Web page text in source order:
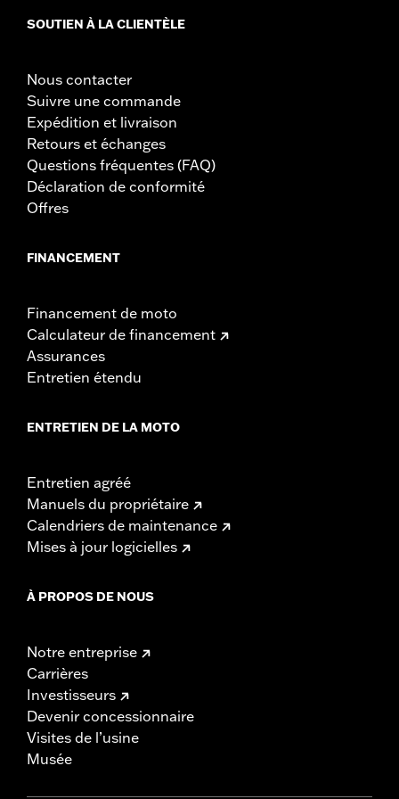
SOUTIEN À LA CLIENTÈLE
Nous contacter
Suivre une commande
Expédition et livraison
Retours et échanges
Questions fréquentes (FAQ)
Déclaration de conformité
Offres
FINANCEMENT
Financement de moto
Calculateur de financement
Assurances
Entretien étendu
ENTRETIEN DE LA MOTO
Entretien agréé
Manuels du propriétaire
Calendriers de maintenance
Mises à jour logicielles
À PROPOS DE NOUS
Notre entreprise
Carrières
Investisseurs
Devenir concessionnaire
Visites de l’usine
Musée